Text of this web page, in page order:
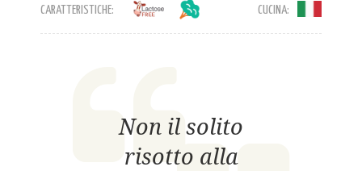
CARATTERISTICHE: CUCINA:
Non il solito
risotto alla